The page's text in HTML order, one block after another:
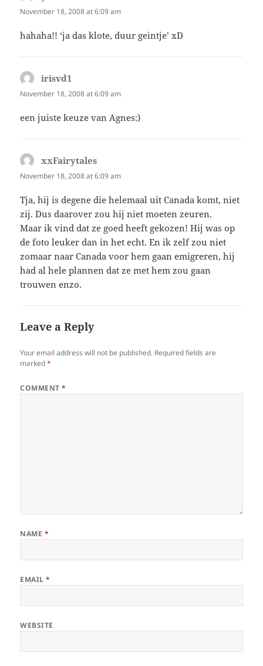
November 18, 2008 at 6:09 am
hahaha!! ‘ja das klote, duur geintje’ xD
irisvd1
November 18, 2008 at 6:09 am
een juiste keuze van Agnes:)
xxFairytales
November 18, 2008 at 6:09 am
Tja, hij is degene die helemaal uit Canada komt, niet
zij. Dus daarover zou hij niet moeten zeuren.
Maar ik vind dat ze goed heeft gekozen! Hij was op
de foto leuker dan in het echt. En ik zelf zou niet
zomaar naar Canada voor hem gaan emigreren, hij
had al hele plannen dat ze met hem zou gaan
trouwen enzo.
Leave a Reply
Your email address will not be published. Required fields are
marked*
COMMENT*
NAME *
EMAIL*
WEBSITE